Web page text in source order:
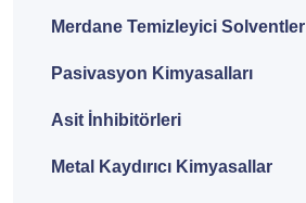
Merdane Temizleyici Solventler
Pasivasyon Kimyasalları
Asit İnhibitörleri
Metal Kaydırıcı Kimyasallar